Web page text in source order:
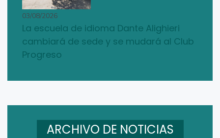
03/08/2026
La escuela de idioma Dante Alighieri
cambiará de sede y se mudará al Club
Progreso
ARCHIVO DE NOTICIAS